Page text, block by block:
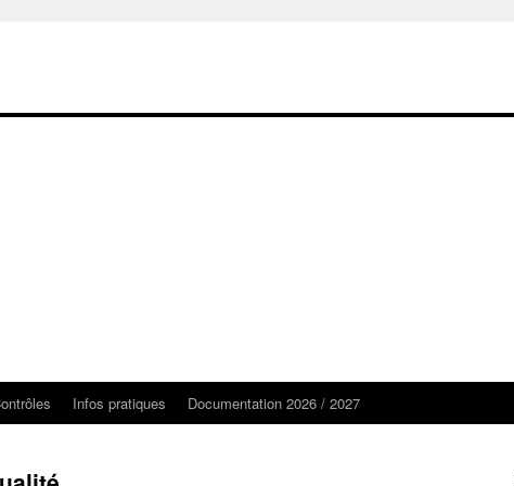
Infos pratiques Documentation 2026 / 2027